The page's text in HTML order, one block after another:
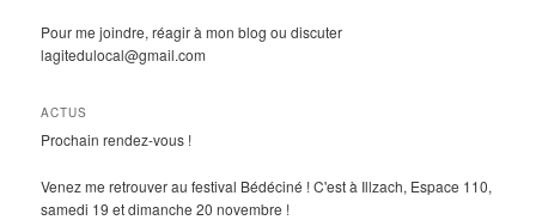
Pour me joindre, réagir à mon blog ou discuter
lagitedulocal@gmail.com
ACTUS
Prochain rendez-vous !
Venez me retrouver au festival Bédéciné ! C'est à Illzach, Espace 110,
samedi 19 et dimanche 20 novembre !